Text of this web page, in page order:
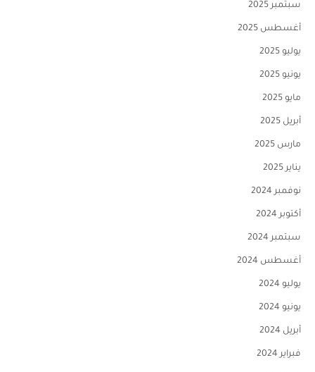
سبتمبر 2025
أغسطس 2025
يوليو 2025
يونيو 2025
مايو 2025
أبريل 2025
مارس 2025
يناير 2025
نوفمبر 2024
أكتوبر 2024
سبتمبر 2024
أغسطس 2024
يوليو 2024
يونيو 2024
أبريل 2024
فبراير 2024